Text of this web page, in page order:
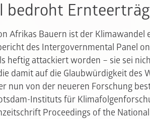
bedroht
Afrikas Bauern ist der Klimawandel
des Intergovernmental Panel on
heftig attackiert worden – sie sei
damit auf die Glaubwürdigkeit des
nun von der neueren Forschung
Instituts für
Proceedings of the